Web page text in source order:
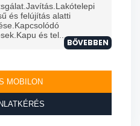
és felújítás alatti
és tel...
BŐVEBBEN
MOBILON